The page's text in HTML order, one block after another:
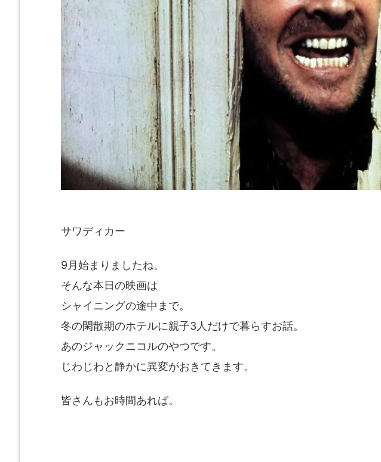
サワディカー
9月始まりましたね。
そんな本日の映画は
シャイニングの途中まで。
冬の閑散期のホテルに親子3人だけで暮らすお話。
あのジャックニコルのやつです。
じわじわと静かに異変がおきてきます。
皆さんもお時間あれば。